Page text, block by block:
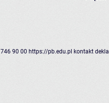
90 00 https://pb.edu.pl kontakt